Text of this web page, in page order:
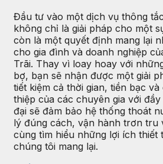
Đầu tư vào một dịch vụ thông
không chỉ là giải pháp cho một
còn là một quyết định mang lại
cho gia đình và doanh nghiệp
Trãi. Thay vì loay hoay với
bợ, bạn sẽ nhận được một giải
tiết kiệm cả thời gian, tiền bạc
thiệp của các chuyên gia với
đại sẽ đảm bảo hệ thống thoát
lý đúng cách, vận hành trơn tru
cùng tìm hiểu những lợi ích thiết
chúng tôi mang lại.